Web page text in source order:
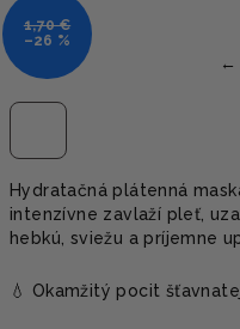
Hydratačná plátenná
intenzívne zavlaží pleť,
hebkú, sviežu a príjemne
💧 Okamžitý pocit
1,70 €
–26 %